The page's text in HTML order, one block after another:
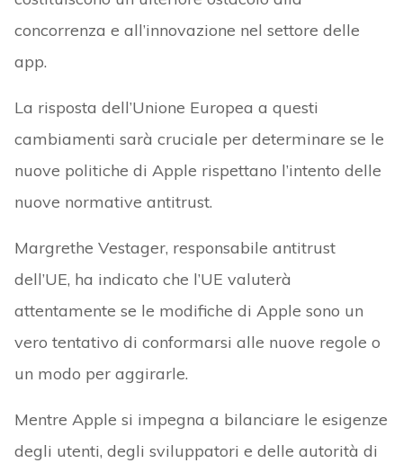
concorrenza e all’innovazione nel settore delle
app.
La risposta dell’Unione Europea a questi
cambiamenti sarà cruciale per determinare se le
nuove politiche di Apple rispettano l’intento delle
nuove normative antitrust.
Margrethe Vestager, responsabile antitrust
dell’UE, ha indicato che l’UE valuterà
attentamente se le modifiche di Apple sono un
vero tentativo di conformarsi alle nuove regole o
un modo per aggirarle.
Mentre Apple si impegna a bilanciare le esigenze
degli utenti, degli sviluppatori e delle autorità di